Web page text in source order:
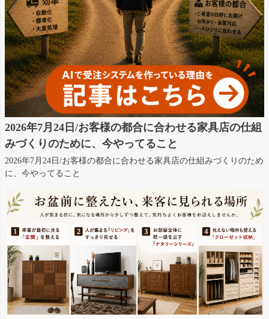
2026年7月24日/お客様の都合に合わせる家具店の仕組
みづくりのために、今やってること
2026年7月24日/お客様の都合に合わせる家具店の仕組みづくりのため
に、今やってること